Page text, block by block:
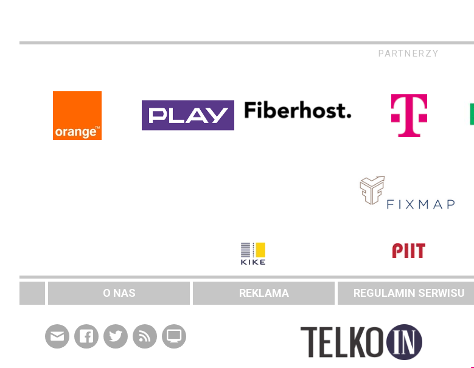
PARTNERZY
O NAS REKLAMA REGULAMIN SERWISU